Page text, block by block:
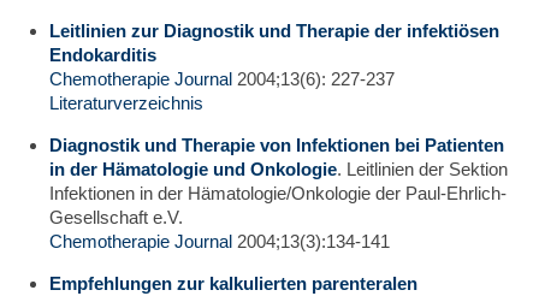
Leitlinien zur Diagnostik und Therapie der infektiösen
Endokarditis
Chemotherapie Journal 2004;13(6): 227-237
Literaturverzeichnis
Diagnostik und Therapie von Infektionen bei Patienten
in der Hämatologie und Onkologie. Leitlinien der Sektion
Infektionen in der Hämatologie/Onkologie der Paul-Ehrlich-
Gesellschaft e.V.
Chemotherapie Journal 2004;13(3):134-141
Empfehlungen zur kalkulierten parenteralen